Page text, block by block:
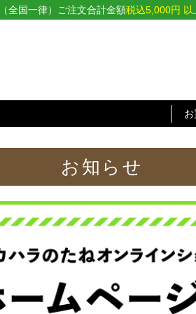
全国一律）ご注文合計金額税込5,000円 以
お知らせ